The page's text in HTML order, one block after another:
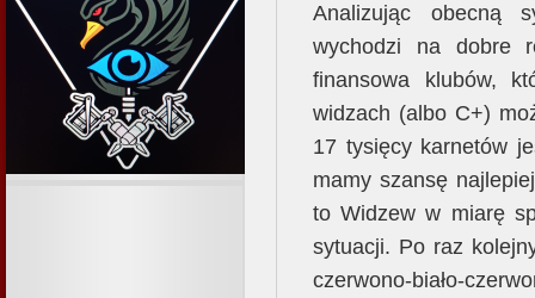
Analizując obecną
wychodzi na dobre
finansowa klubów,
widzach (albo C+)
17 tysięcy karnetów
mamy szansę
to Widzew w miarę
sytuacji. Po raz
czerwono-biało-